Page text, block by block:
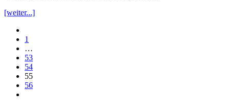
[weiter...]
1
…
53
54
55
56